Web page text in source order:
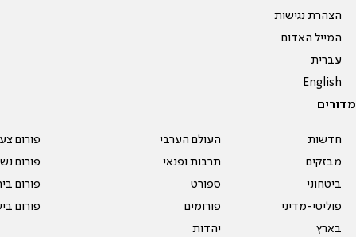
הצהרת נגישות
המייל האדום
עברית
English
מדורים
חדשות
מבזקים
ביטחוני
פוליטי-מדיני
בארץ
העולם הערבי
תרבות ופנאי
ספורט
פורומים
יהדות
פורום
פורום
פורום
פורום